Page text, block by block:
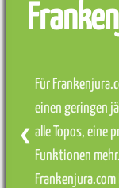
Für
einen geringen
alle Topos, eine
Funktionen
❮